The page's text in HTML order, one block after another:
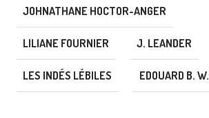
JOHNATHANE HOCTOR-ANGER
LILIANE FOURNIER J. LEANDER
LES INDÉS LÉBILES EDOUARD B. W.